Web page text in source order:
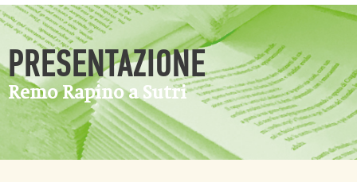
PRESENTAZIONE
Remo Rapino a Sutri